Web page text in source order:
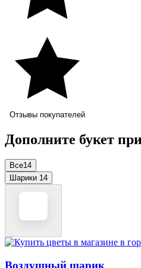
Отзывы покупателей
Дополните букет
Все14
Шарики 14
Воздушный шарик